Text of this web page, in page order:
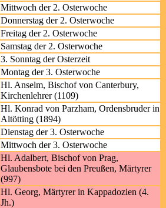
Mittwoch der 2. Osterwoche
Donnerstag der 2. Osterwoche
Freitag der 2. Osterwoche
Samstag der 2. Osterwoche
3. Sonntag der Osterzeit
Montag der 3. Osterwoche
Hl. Anselm, Bischof von Canterbury,
Kirchenlehrer (1109)
Hl. Konrad von Parzham, Ordensbruder in
Altötting (1894)
Dienstag der 3. Osterwoche
Mittwoch der 3. Osterwoche
Hl. Adalbert, Bischof von Prag,
Glaubensbote bei den Preußen, Märtyrer
(997)
Hl. Georg, Märtyrer in Kappadozien (4.
Jh.)